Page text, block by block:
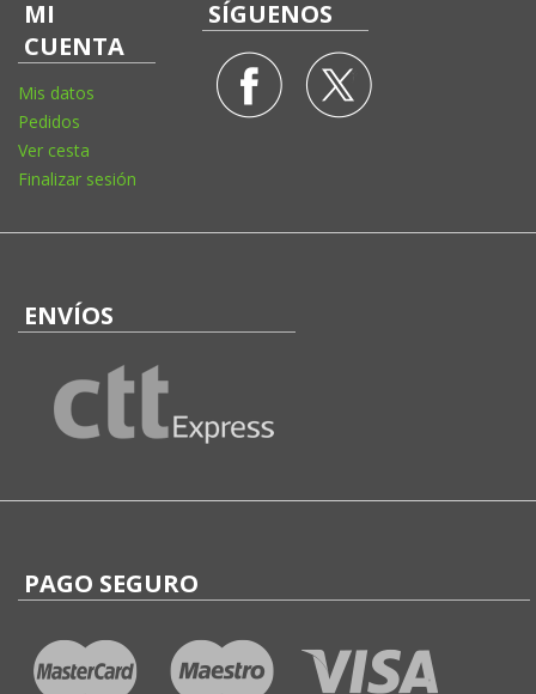
MI
CUENTA
Mis datos
Pedidos
Ver cesta
Finalizar sesión
SÍGUENOS
ENVÍOS
PAGO SEGURO